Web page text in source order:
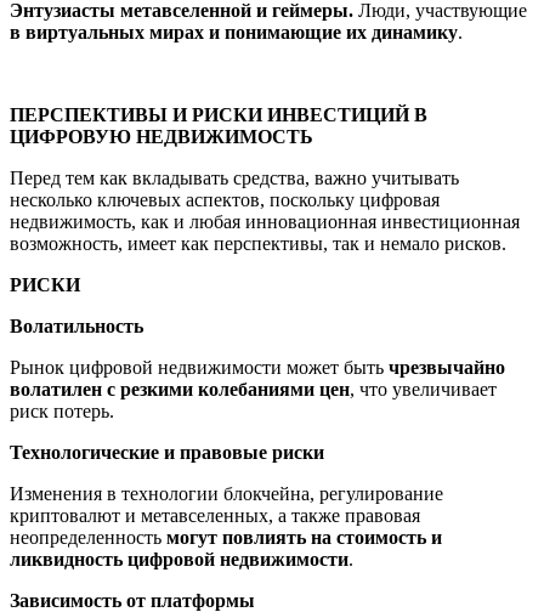
Энтузиасты метавселенной и геймеры. Люди, участвующие
в виртуальных мирах и понимающие их динамику.
ПЕРСПЕКТИВЫ И РИСКИ ИНВЕСТИЦИЙ В
ЦИФРОВУЮ НЕДВИЖИМОСТЬ
Перед тем как вкладывать средства, важно учитывать
несколько ключевых аспектов, поскольку цифровая
недвижимость, как и любая инновационная инвестиционная
возможность, имеет как перспективы, так и немало рисков.
РИСКИ
Волатильность
Рынок цифровой недвижимости может быть чрезвычайно
волатилен с резкими колебаниями цен, что увеличивает
риск потерь.
Технологические и правовые риски
Изменения в технологии блокчейна, регулирование
криптовалют и метавселенных, а также правовая
неопределенность могут повлиять на стоимость и
ликвидность цифровой недвижимости.
Зависимость от платформы